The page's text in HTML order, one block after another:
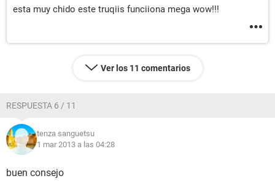
esta muy chido este truqiis funciiona mega wow!!!
Ver los 11 comentarios
RESPUESTA 6 / 11
tenza sanguetsu
1 mar 2013 a las 04:28
buen consejo